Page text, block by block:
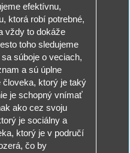
efektívnu,
ktorá robí potrebné,
vždy to dokáže
toho sledujeme
súboje o veciach,
a sú úplne
človeka, ktorý je taký
je schopný vnímať
ako cez svoju
je sociálny a
ktorý je v područí
čo by